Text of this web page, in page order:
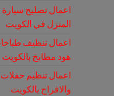
اعمال تصليح
المنزل في الكويت
اعمال تنظيف
هود مطابخ بالكويت
اعمال تنظيم
والافراح بالكويت